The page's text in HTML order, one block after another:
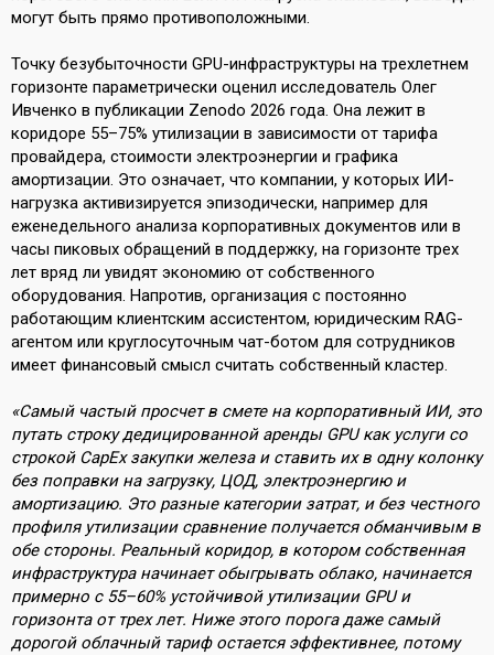
могут быть прямо противоположными.
Точку безубыточности GPU-инфраструктуры на трехлетнем
горизонте параметрически оценил исследователь Олег
Ивченко в публикации Zenodo 2026 года. Она лежит в
коридоре 55–75% утилизации в зависимости от тарифа
провайдера, стоимости электроэнергии и графика
амортизации. Это означает, что компании, у которых ИИ-
нагрузка активизируется эпизодически, например для
еженедельного анализа корпоративных документов или в
часы пиковых обращений в поддержку, на горизонте трех
лет вряд ли увидят экономию от собственного
оборудования. Напротив, организация с постоянно
работающим клиентским ассистентом, юридическим RAG-
агентом или круглосуточным чат-ботом для сотрудников
имеет финансовый смысл считать собственный кластер.
«Самый частый просчет в смете на корпоративный ИИ, это
путать строку дедицированной аренды GPU как услуги со
строкой CapEx закупки железа и ставить их в одну колонку
без поправки на загрузку, ЦОД, электроэнергию и
амортизацию. Это разные категории затрат, и без честного
профиля утилизации сравнение получается обманчивым в
обе стороны. Реальный коридор, в котором собственная
инфраструктура начинает обыгрывать облако, начинается
примерно с 55–60% устойчивой утилизации GPU и
горизонта от трех лет. Ниже этого порога даже самый
дорогой облачный тариф остается эффективнее, потому